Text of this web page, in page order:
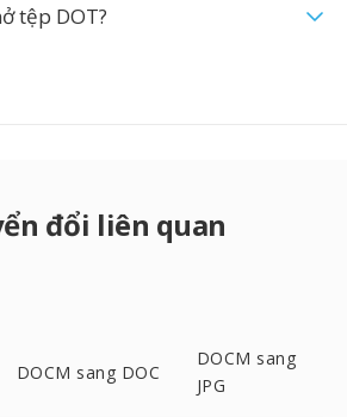
tệp DOT?
đổi liên quan
DOCM sang DOC
DOCM sang
JPG